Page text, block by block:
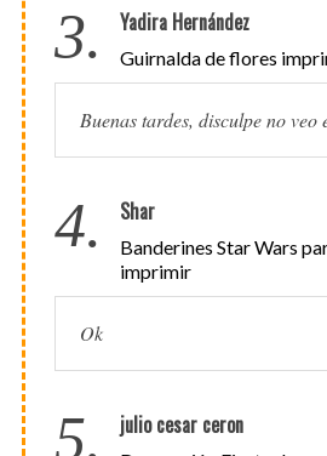
3. Yadira Hernández
Guirnalda de flores
Buenas tardes, disculpe no veo
4. Shar
Banderines Star Wars
imprimir
Ok
5. julio cesar ceron